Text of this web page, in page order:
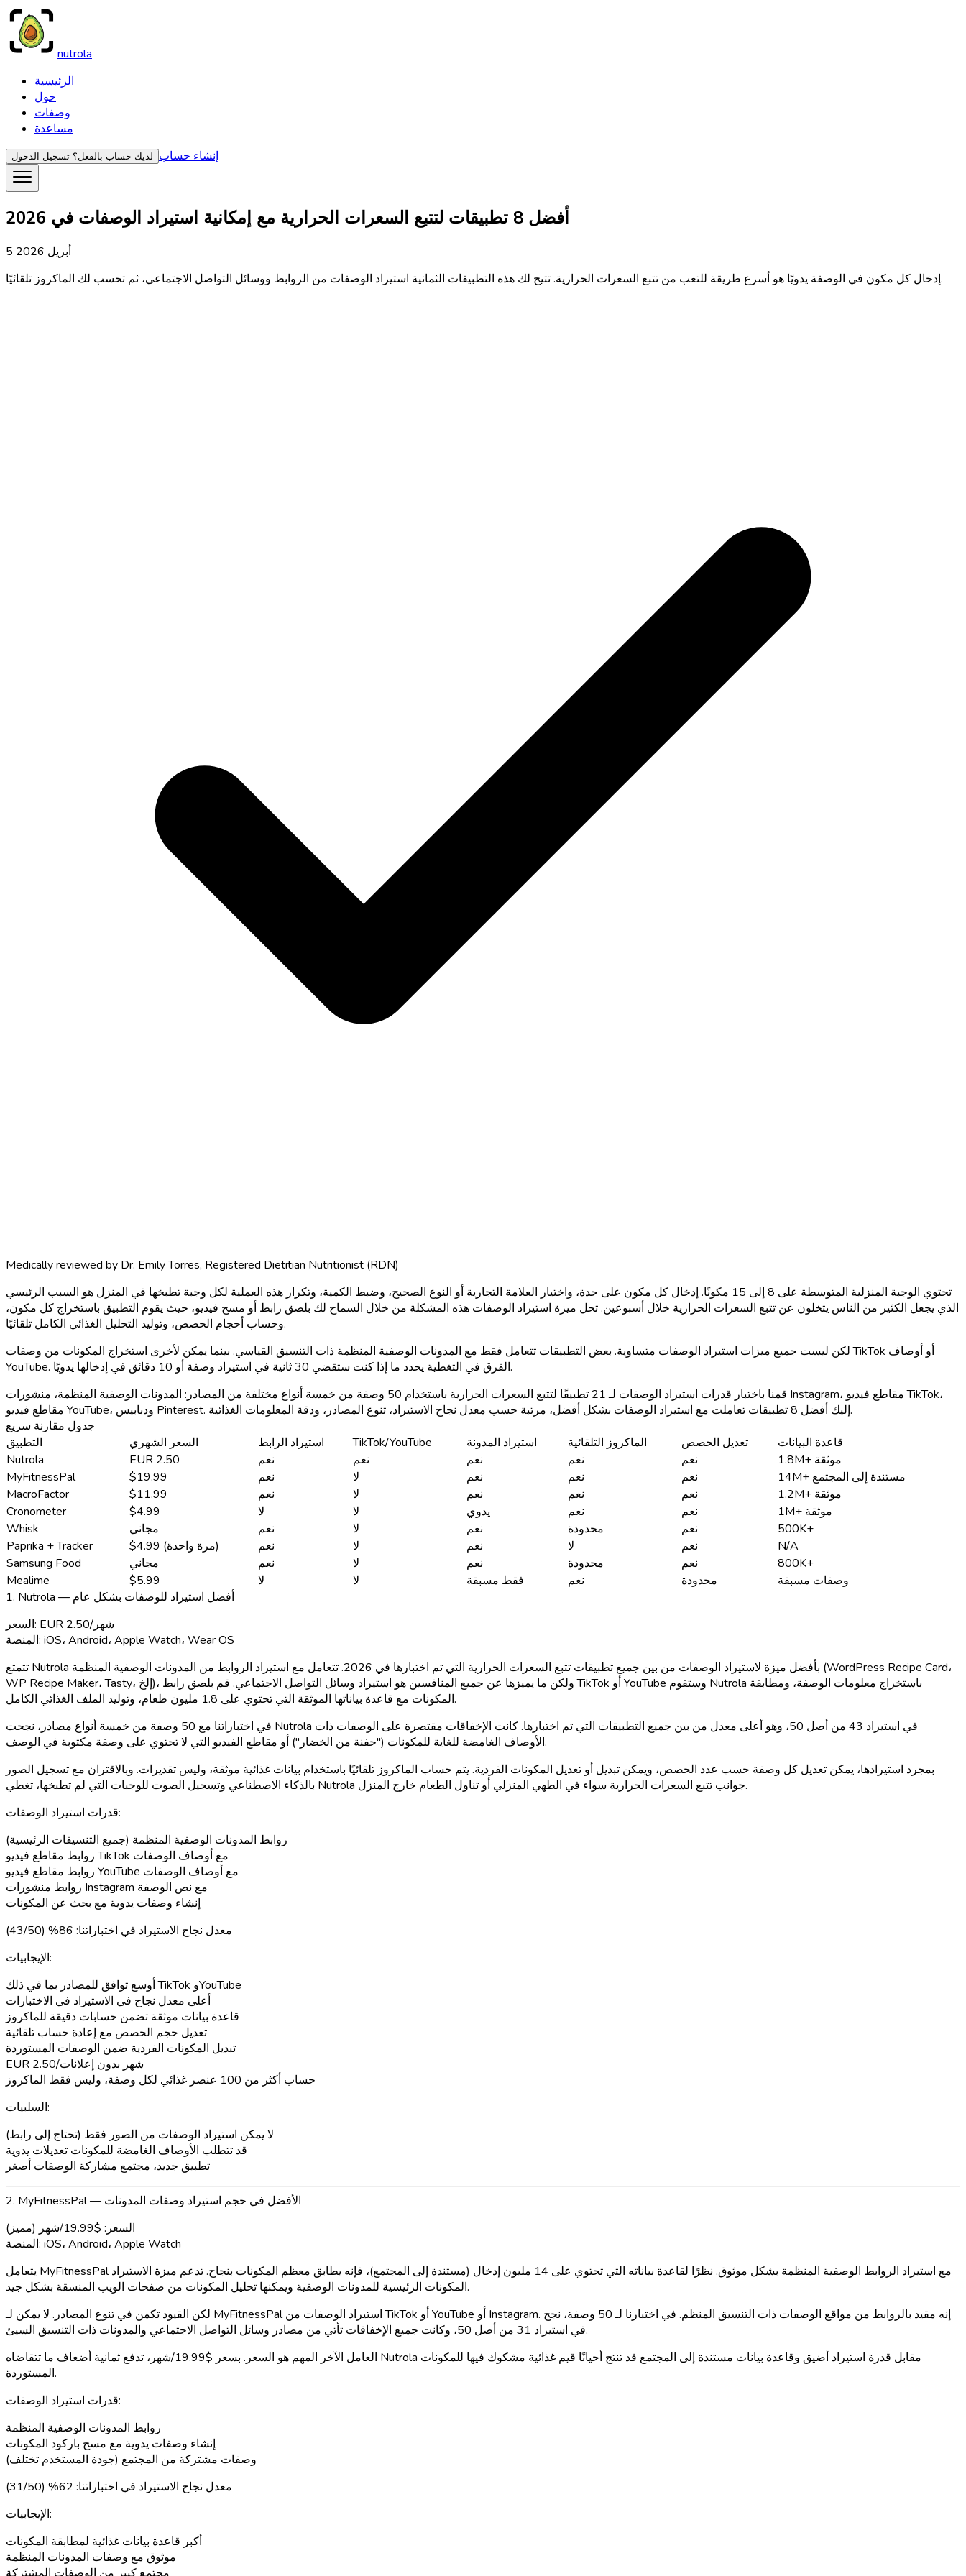
nutrola
الرئيسية
حول
وصفات
مساعدة
لديك حساب بالفعل؟ تسجيل الدخول إنشاء حساب
أفضل 8 تطبيقات لتتبع السعرات الحرارية مع إمكانية استيراد الوصفات في 2026
5 أبريل 2026
إدخال كل مكون في الوصفة يدويًا هو أسرع طريقة للتعب من تتبع السعرات الحرارية. تتيح لك هذه التطبيقات الثمانية استيراد الوصفات من الروابط ووسائل التواصل الاجتماعي، ثم تحسب لك الماكروز تلقائيًا.
Medically reviewed by Dr. Emily Torres, Registered Dietitian Nutritionist (RDN)
تحتوي الوجبة المنزلية المتوسطة على 8 إلى 15 مكونًا.
إدخال كل مكون على حدة، واختيار العلامة التجارية أو النوع الصحيح، وضبط الكمية، وتكرار هذه العملية لكل وجبة تطبخها في المنزل هو السبب الرئيسي
الذي يجعل الكثير من الناس يتخلون عن تتبع السعرات الحرارية خلال أسبوعين. تحل ميزة استيراد الوصفات هذه المشكلة من خلال السماح لك بلصق رابط أو مسح فيديو، حيث يقوم التطبيق باستخراج كل مكون،
وحساب أحجام الحصص، وتوليد التحليل الغذائي الكامل تلقائيًا.
لكن ليست جميع ميزات استيراد الوصفات متساوية. بعض التطبيقات تتعامل فقط مع المدونات الوصفية المنظمة ذات التنسيق القياسي. بينما يمكن لأخرى استخراج المكونات من وصفات TikTok أو أوصاف
YouTube. الفرق في التغطية يحدد ما إذا كنت ستقضي 30 ثانية في استيراد وصفة أو 10 دقائق في إدخالها يدويًا.
قمنا باختبار قدرات استيراد الوصفات لـ 21 تطبيقًا لتتبع السعرات الحرارية باستخدام 50 وصفة من خمسة أنواع مختلفة من المصادر: المدونات الوصفية المنظمة، منشورات Instagram، مقاطع فيديو TikTok،
مقاطع فيديو YouTube، ودبابيس Pinterest. إليك أفضل 8 تطبيقات تعاملت مع استيراد الوصفات بشكل أفضل، مرتبة حسب معدل نجاح الاستيراد، تنوع المصادر، ودقة المعلومات الغذائية.
جدول مقارنة سريع
التطبيق
السعر الشهري استيراد الرابط TikTok/YouTube استيراد المدونة الماكروز التلقائية تعديل الحصص
قاعدة البيانات
Nutrola
EUR 2.50 نعم نعم نعم نعم نعم
1.8M+ موثقة
MyFitnessPal
$19.99 نعم لا نعم نعم نعم
14M+ مستندة إلى المجتمع
MacroFactor
$11.99 نعم لا نعم نعم نعم
1.2M+ موثقة
Cronometer
$4.99 لا لا يدوي نعم نعم
1M+ موثقة
Whisk
مجاني نعم لا نعم محدودة نعم
500K+
Paprika + Tracker
$4.99 (مرة واحدة) نعم لا نعم لا نعم
N/A
Samsung Food
مجاني نعم لا نعم محدودة نعم
800K+
Mealime
$5.99 لا لا فقط مسبقة نعم محدودة
وصفات مسبقة
1. Nutrola — أفضل استيراد للوصفات بشكل عام
السعر:
EUR 2.50/شهر
المنصة: iOS، Android، Apple Watch، Wear OS
تتمتع Nutrola بأفضل ميزة لاستيراد الوصفات من بين جميع تطبيقات تتبع السعرات الحرارية التي تم اختبارها في 2026. تتعامل مع استيراد الروابط من المدونات الوصفية المنظمة (WordPress Recipe Card،
WP Recipe Maker، Tasty، إلخ)، ولكن ما يميزها عن جميع المنافسين هو استيراد وسائل التواصل الاجتماعي. قم بلصق رابط TikTok أو YouTube وستقوم Nutrola باستخراج معلومات الوصفة، ومطابقة
المكونات مع قاعدة بياناتها الموثقة التي تحتوي على 1.8 مليون طعام، وتوليد الملف الغذائي الكامل.
في اختباراتنا مع 50 وصفة من خمسة أنواع مصادر، نجحت Nutrola في استيراد 43 من أصل 50، وهو أعلى معدل من بين جميع التطبيقات التي تم اختبارها. كانت الإخفاقات مقتصرة على الوصفات ذات
الأوصاف الغامضة للغاية للمكونات ("حفنة من الخضار") أو مقاطع الفيديو التي لا تحتوي على وصفة مكتوبة في الوصف.
بمجرد استيرادها، يمكن تعديل كل وصفة حسب عدد الحصص، ويمكن تبديل أو تعديل المكونات الفردية. يتم حساب الماكروز تلقائيًا باستخدام بيانات غذائية موثقة، وليس تقديرات. وبالاقتران مع تسجيل الصور
بالذكاء الاصطناعي وتسجيل الصوت للوجبات التي لم تطبخها، تغطي Nutrola جوانب تتبع السعرات الحرارية سواء في الطهي المنزلي أو تناول الطعام خارج المنزل.
قدرات استيراد الوصفات:
روابط المدونات الوصفية المنظمة (جميع التنسيقات الرئيسية)
روابط مقاطع فيديو TikTok مع أوصاف الوصفات
روابط مقاطع فيديو YouTube مع أوصاف الوصفات
روابط منشورات Instagram مع نص الوصفة
إنشاء وصفات يدوية مع بحث عن المكونات
معدل نجاح الاستيراد في اختباراتنا:
الإيجابيات:
أوسع توافق للمصادر بما في ذلك TikTok وYouTube
أعلى معدل نجاح في الاستيراد في الاختبارات
قاعدة بيانات موثقة تضمن حسابات دقيقة للماكروز
تعديل حجم الحصص مع إعادة حساب تلقائية
تبديل المكونات الفردية ضمن الوصفات المستوردة
EUR 2.50/شهر بدون إعلانات
حساب أكثر من 100 عنصر غذائي لكل وصفة، وليس فقط الماكروز
السلبيات:
لا يمكن استيراد الوصفات من الصور فقط (تحتاج إلى رابط)
قد تتطلب الأوصاف الغامضة للمكونات تعديلات يدوية
تطبيق جديد، مجتمع مشاركة الوصفات أصغر
2. MyFitnessPal — الأفضل في حجم استيراد وصفات المدونات
السعر: $19.99/شهر (مميز)
المنصة: iOS، Android، Apple Watch
يتعامل MyFitnessPal مع استيراد الروابط الوصفية المنظمة بشكل موثوق. نظرًا لقاعدة بياناته التي تحتوي على 14 مليون إدخال (مستندة إلى المجتمع)، فإنه يطابق معظم المكونات بنجاح. تدعم ميزة الاستيراد
المكونات الرئيسية للمدونات الوصفية ويمكنها تحليل المكونات من صفحات الويب المنسقة بشكل جيد.
لكن القيود تكمن في تنوع المصادر. لا يمكن لـ MyFitnessPal استيراد الوصفات من TikTok أو YouTube أو Instagram. إنه مقيد بالروابط من مواقع الوصفات ذات التنسيق المنظم. في اختبارنا لـ 50 وصفة، نجح
في استيراد 31 من أصل 50، وكانت جميع الإخفاقات تأتي من مصادر وسائل التواصل الاجتماعي والمدونات ذات التنسيق السيئ.
العامل الآخر المهم هو السعر. بسعر $19.99/شهر، تدفع ثمانية أضعاف ما تتقاضاه Nutrola مقابل قدرة استيراد أضيق وقاعدة بيانات مستندة إلى المجتمع قد تنتج أحيانًا قيم غذائية مشكوك فيها للمكونات
المستوردة.
قدرات استيراد الوصفات:
روابط المدونات الوصفية المنظمة
إنشاء وصفات يدوية مع مسح باركود المكونات
وصفات مشتركة من المجتمع (جودة المستخدم تختلف)
معدل نجاح الاستيراد في اختباراتنا:
الإيجابيات:
أكبر قاعدة بيانات غذائية لمطابقة المكونات
موثوق مع وصفات المدونات المنظمة